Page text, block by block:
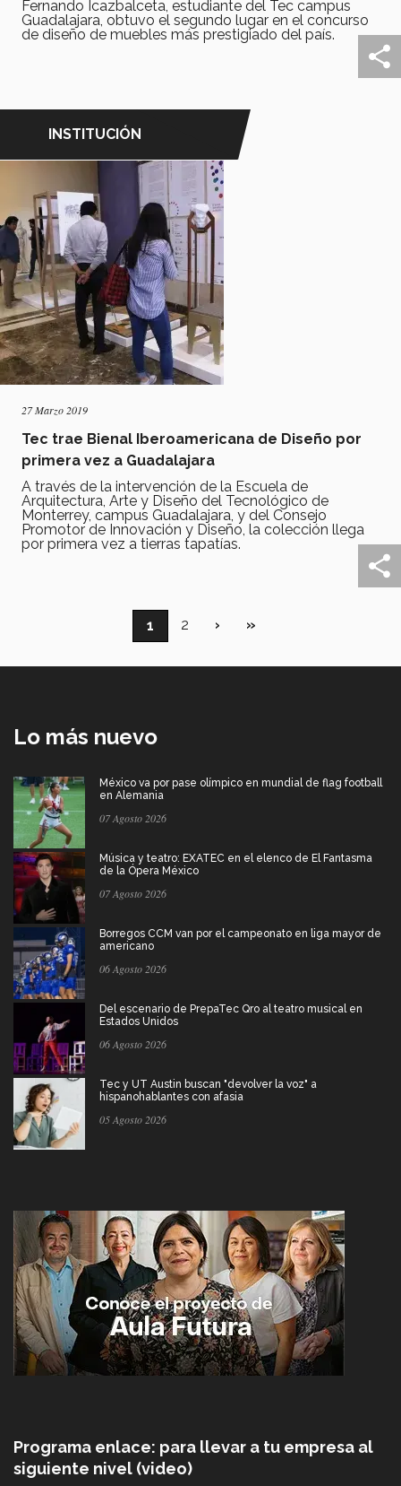
Fernando Icazbalceta, estudiante del Tec campus
Guadalajara, obtuvo el segundo lugar en el concurso
de diseño de muebles más prestigiado del país.
INSTITUCIÓN
27 Marzo 2019
Tec trae Bienal Iberoamericana de Diseño por
primera vez a Guadalajara
A través de la intervención de la Escuela de
Arquitectura, Arte y Diseño del Tecnológico de
Monterrey, campus Guadalajara, y del Consejo
Promotor de Innovación y Diseño, la colección llega
por primera vez a tierras tapatías.
Página
actual
1 Página
2
Siguiente
›
Última
»
Lo más nuevo
México va por pase olímpico en mundial de flag football
en Alemania
07 Agosto 2026
Música y teatro: EXATEC en el elenco de El Fantasma
de la Ópera México
07 Agosto 2026
Borregos CCM van por el campeonato en liga mayor de
americano
06 Agosto 2026
Del escenario de PrepaTec Qro al teatro musical en
Estados Unidos
06 Agosto 2026
Tec y UT Austin buscan "devolver la voz" a
hispanohablantes con afasia
05 Agosto 2026
Programa enlace: para llevar a tu empresa al
siguiente nivel (video)